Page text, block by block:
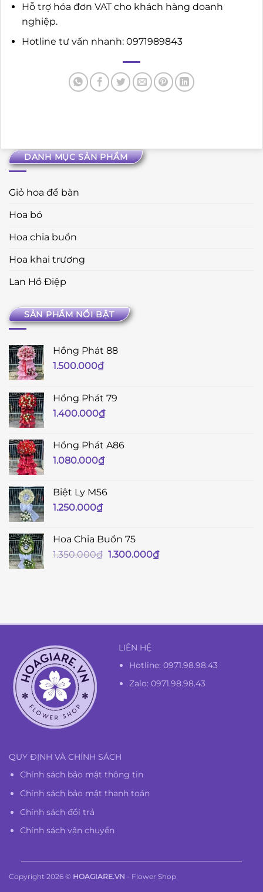
DANH MỤC SẢN PHẨM
Giỏ hoa để bàn
Hoa bó
Hoa chia buồn
Hoa khai trương
Lan Hồ Điệp
SẢN PHẨM NỔI BẬT
Hồng Phát 88
1.500.000₫
Hồng Phát 79
1.400.000₫
Hồng Phát A86
1.080.000₫
Biệt Ly M56
1.250.000₫
Hoa Chia Buồn 75
1.350.000₫ Giá
1.300.000₫Giá
Hỗ trợ hóa đơn VAT cho khách hàng doanh
nghiệp.
Hotline tư vấn nhanh: 0971989843
LIÊN HỆ
Hotline:0971.98.98.43
Zalo: 0971.98.98.43
QUY ĐỊNH VÀ CHÍNH SÁCH
Chính sách bảo mật thông tin
Chính sách bảo mật thanh toán
Chính sách đổi trả
Chính sách vận chuyển
Copyright 2026 © HOAGIARE.VN - Flower Shop